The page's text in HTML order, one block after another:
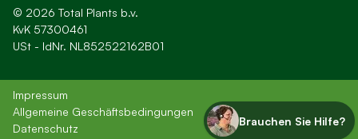
Brauchen Sie Hilfe?
Newsletter
Bezahlen
Versandkosten und Lieferung
Zusätzliches Sortiment
© 2026 Total Plants b.v.
KvK 57300461
USt - IdNr. NL852522162B01
Impressum
Allgemeine Geschäftsbedingungen
Datenschutz